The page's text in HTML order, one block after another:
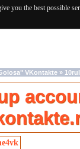
you the best possible
VKontakte »